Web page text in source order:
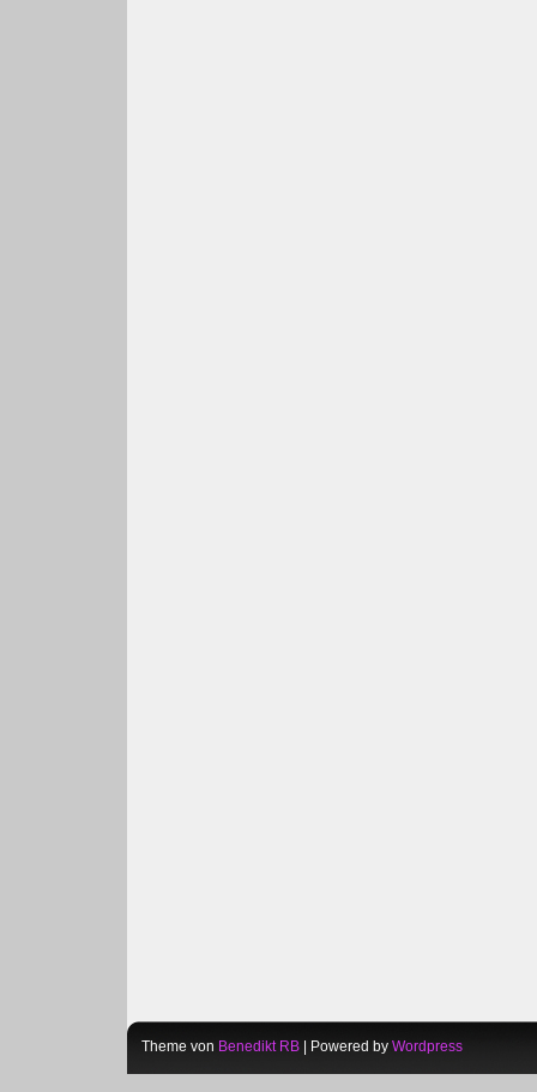
Theme von Benedikt RB | Powered by Wordpress